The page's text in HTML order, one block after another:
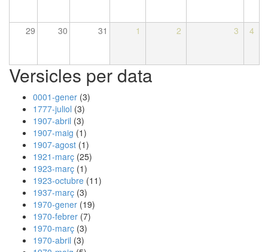
29 30 31 1 2 3 4
Versicles per data
0001-gener (3)
1777-juliol (3)
1907-abril (3)
1907-maig (1)
1907-agost (1)
1921-març (25)
1923-març (1)
1923-octubre (11)
1937-març (3)
1970-gener (19)
1970-febrer (7)
1970-març (3)
1970-abril (3)